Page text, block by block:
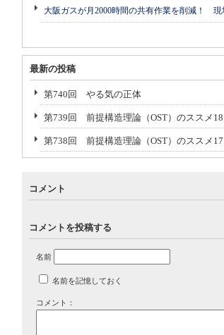
大阪ガスが月2000時間の共有作業を削減！
最新の投稿
第740回 やる気の正体
第739回 前提構造理論（OST）のススメ
第738回 前提構造理論（OST）のススメ
コメント
コメントを投稿する
名前
名前を記憶しておく
コメント：